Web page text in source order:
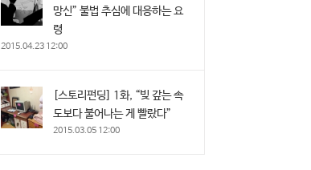
망신” 불법 추심에 대응하는 요
령
2015.04.23 12:00
[스토리펀딩] 1화, “빚 갚는 속
도보다 불어나는 게 빨랐다”
2015.03.05 12:00